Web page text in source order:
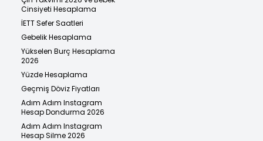
Cinsiyeti Hesaplama
İETT Sefer Saatleri
Gebelik Hesaplama
Yükselen Burç Hesaplama
2026
Yüzde Hesaplama
Geçmiş Döviz Fiyatları
Adım Adım Instagram
Hesap Dondurma 2026
Adım Adım Instagram
Hesap Silme 2026